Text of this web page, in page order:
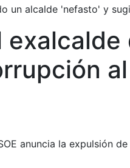
un alcalde 'nefasto' y
anuncia la expulsión